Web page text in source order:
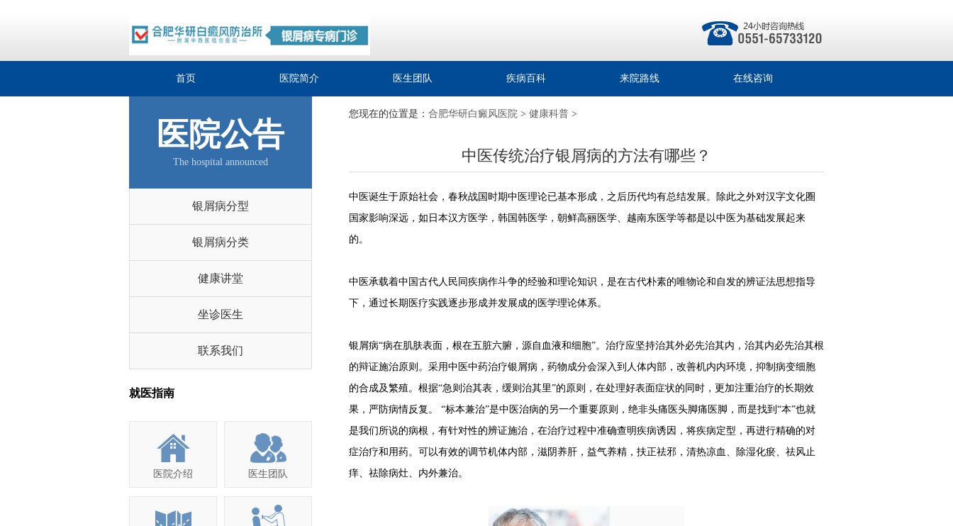
首页 医院简介 医生团队 疾病百科 来院路线 在线咨询
医院公告
The hospital announced
银屑病分型
银屑病分类
健康讲堂
坐诊医生
联系我们
就医指南
医院介绍 医生团队
您现在的位置是： 合肥华研白癜风医院 > 健康科普 >
中医传统治疗银屑病的方法有哪些？
中医诞生于原始社会，春秋战国时期中医理论已基本形成，之后历代均有总结发展。除此之外对汉字文化圈
国家影响深远，如日本汉方医学，韩国韩医学，朝鲜高丽医学、越南东医学等都是以中医为基础发展起来
的。
中医承载着中国古代人民同疾病作斗争的经验和理论知识，是在古代朴素的唯物论和自发的辨证法思想指导
下，通过长期医疗实践逐步形成并发展成的医学理论体系。
银屑病“病在肌肤表面，根在五脏六腑，源自血液和细胞”。治疗应坚持治其外必先治其内，治其内必先治其根
的辩证施治原则。采用中医中药治疗银屑病，药物成分会深入到人体内部，改善机内内环境，抑制病变细胞
的合成及繁殖。根据“急则治其表，缓则治其里”的原则，在处理好表面症状的同时，更加注重治疗的长期效
果，严防病情反复。 “标本兼治”是中医治病的另一个重要原则，绝非头痛医头脚痛医脚，而是找到“本”也就
是我们所说的病根，有针对性的辨证施治，在治疗过程中准确查明疾病诱因，将疾病定型，再进行精确的对
症治疗和用药。可以有效的调节机体内部，滋阴养肝，益气养精，扶正祛邪，清热凉血、除湿化瘀、祛风止
痒、祛除病灶、内外兼治。